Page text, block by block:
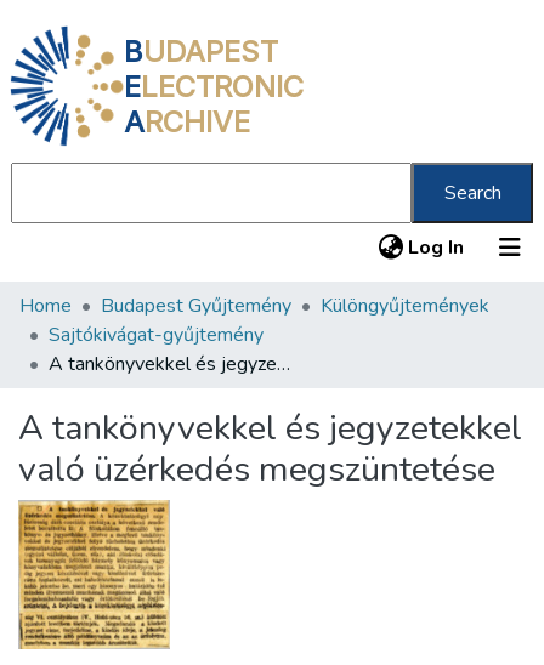
BUDAPEST
ELECTRONIC
ARCHIVE
Search
Log In (current)
Communities & Collections
All of DSpace
About us
Home Budapest Gyűjtemény
Különgyűjtemények
Sajtókivágat-gyűjtemény
A tankönyvekkel és jegyzetekkel való üzérkedés megszüntetése
A tankönyvekkel és jegyzetekkel
való üzérkedés megszüntetése